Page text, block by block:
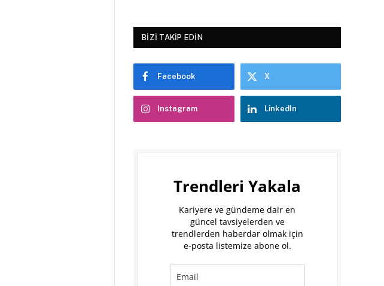
BIZI TAKIP EDIN
Facebook X
Instagram LinkedIn
Trendleri Yakala
Kariyere ve gündeme dair en
güncel tavsiyelerden ve
trendlerden haberdar olmak için
e-posta listemize abone ol.